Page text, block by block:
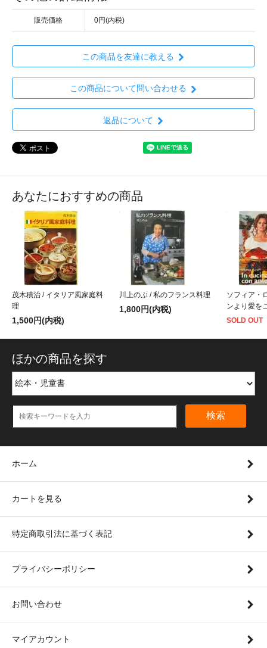
販売価格 0円(内税)
この商品を友達に教える
この商品について問い合わせる
返品について
あなたにおすすめの商品
茂木積治 / イタリア風家庭料
理
1,500円(内税)
川上のぶ / 私のフランス料理
1,800円(内税)
ソフィア・
ンより愛を
SOLD OUT
ほかの商品を探す
検索
ホーム
カートを見る
特定商取引法に基づく表記
プライバシーポリシー
お問い合わせ
マイアカウント